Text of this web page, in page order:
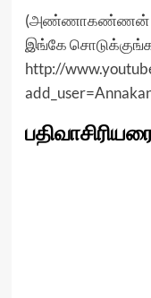
(அண்ணாகண்ணன்
இங்கே
http://